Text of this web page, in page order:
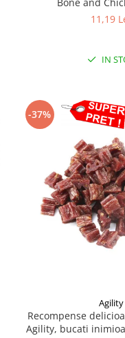
11,19
IN
-37%
Agility
Recompense
Agility, bucati